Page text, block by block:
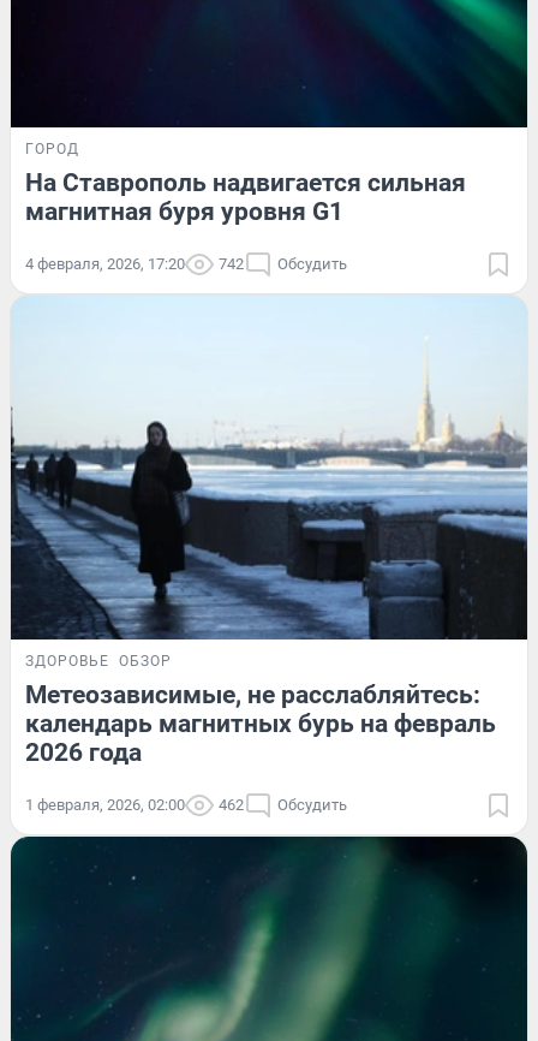
ГОРОД
На Ставрополь надвигается сильная
магнитная буря уровня G1
4 февраля, 2026, 17:20 742 Обсудить
ЗДОРОВЬЕ ОБЗОР
Метеозависимые, не расслабляйтесь:
календарь магнитных бурь на февраль
2026 года
1 февраля, 2026, 02:00 462 Обсудить